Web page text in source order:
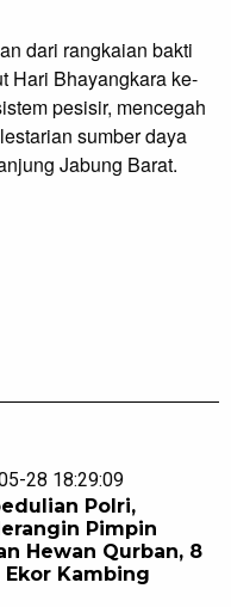
dari rangkaian bakti
Hari Bhayangkara ke-
pesisir, mencegah
sumber daya
Jabung Barat.
28 18:29:09
Polri,
Pimpin
Hewan Qurban, 8
Ekor Kambing